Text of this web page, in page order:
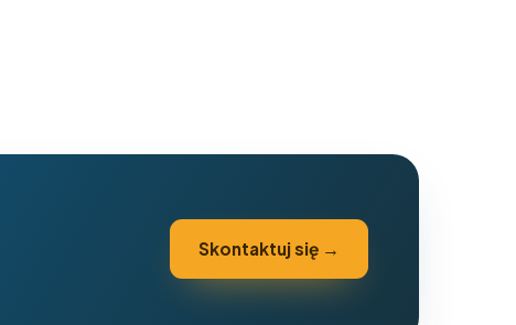
Skontaktuj się →